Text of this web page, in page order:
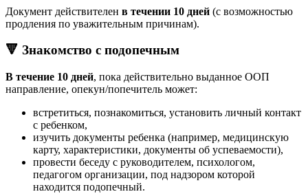
Документ действителен в течении 10 дней (с возможностью
продления по уважительным причинам).
🔻 Знакомство с подопечным
В течение 10 дней, пока действительно выданное ООП
направление, опекун/попечитель может:
встретиться, познакомиться, установить личный контакт
с ребенком,
изучить документы ребенка (например, медицинскую
карту, характеристики, документы об успеваемости),
провести беседу с руководителем, психологом,
педагогом организации, под надзором которой
находится подопечный.